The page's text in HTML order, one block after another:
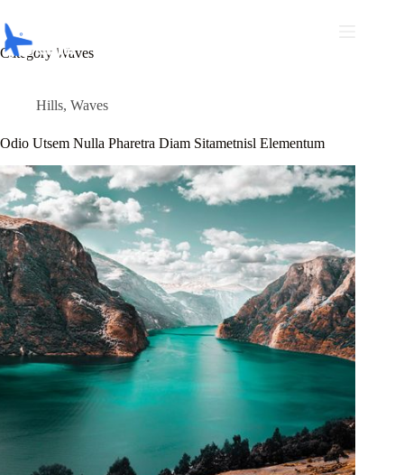
to
content
Category Waves
Hills, Waves
Odio Utsem Nulla Pharetra Diam Sitametnisl Elementum